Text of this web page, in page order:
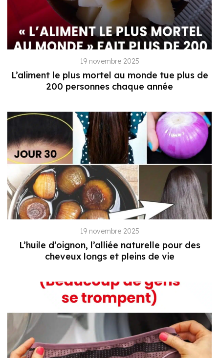
19 novembre 2025
L’aliment le plus mortel au monde tue plus de
200 personnes chaque année
19 novembre 2025
L’huile d’oignon, l’alliée naturelle pour des
cheveux longs et pleins de vie